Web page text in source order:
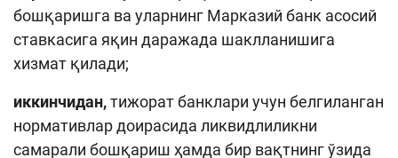
бошқаришга ва уларнинг Марказий банк асосий
ставкасига яқин даражада шаклланишига
хизмат қилади;
иккинчидан,тижорат банклари учун белгиланган
нормативлар доирасида ликвидлиликни
самарали бошқариш ҳамда бир вақтнинг ўзида